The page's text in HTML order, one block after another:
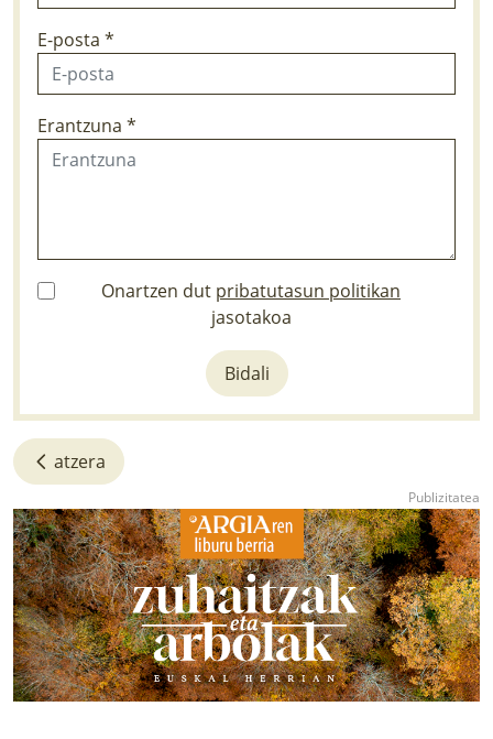
E-posta *
Erantzuna *
Onartzen dut pribatutasun politikan
jasotakoa
Bidali
atzera